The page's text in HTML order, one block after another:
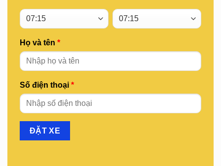
Họ và tên *
Số điện thoại *